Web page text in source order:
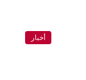
أخبار